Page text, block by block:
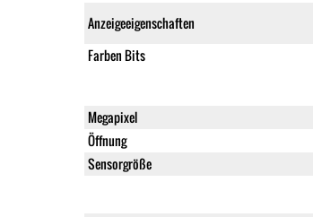
Anzeigeeigenschaften
Farben Bits
Megapixel
Öffnung
Sensorgröße